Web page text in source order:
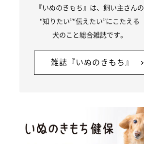
『いぬのきもち』は、飼い主さんの
“知りたい”“伝えたい”にこたえる
犬のこと総合雑誌です。
雑誌『いぬのきもち』